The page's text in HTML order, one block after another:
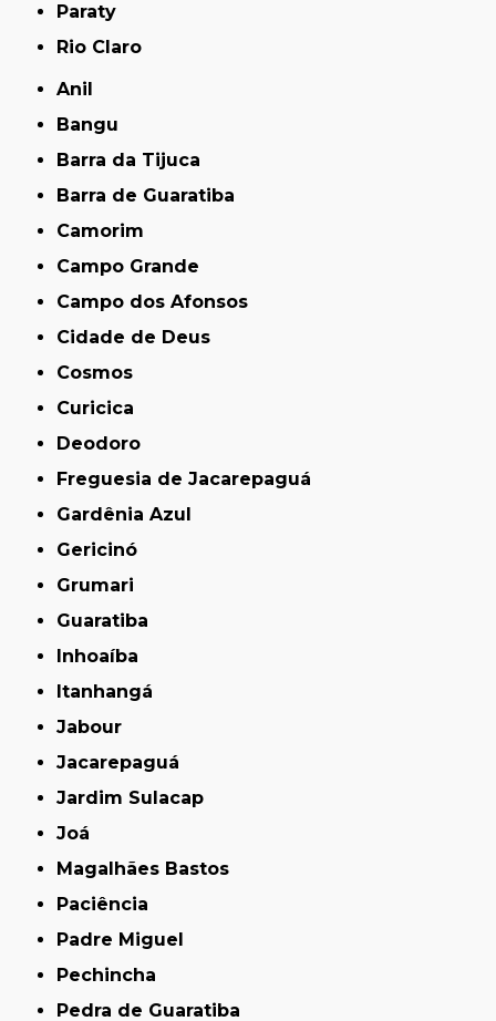
Paraty
Rio Claro
Anil
Bangu
Barra da Tijuca
Barra de Guaratiba
Camorim
Campo Grande
Campo dos Afonsos
Cidade de Deus
Cosmos
Curicica
Deodoro
Freguesia de Jacarepaguá
Gardênia Azul
Gericinó
Grumari
Guaratiba
Inhoaíba
Itanhangá
Jabour
Jacarepaguá
Jardim Sulacap
Joá
Magalhães Bastos
Paciência
Padre Miguel
Pechincha
Pedra de Guaratiba